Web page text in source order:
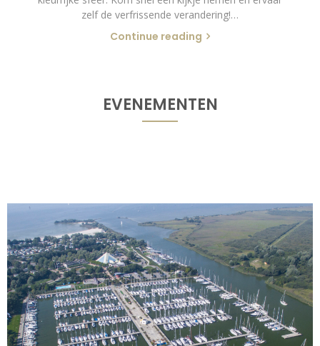
zelf de verfrissende verandering!…
Continue reading
EVENEMENTEN